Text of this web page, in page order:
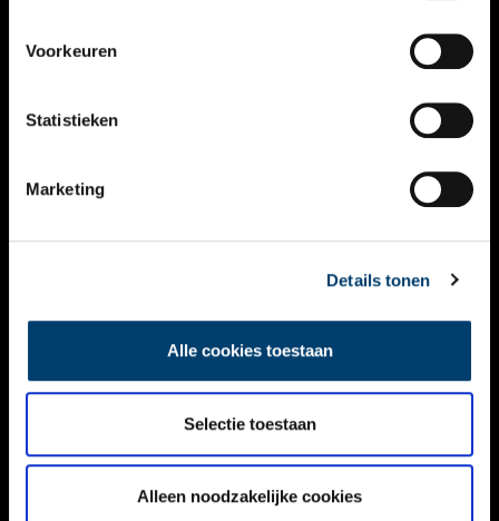
Voorkeuren
Statistieken
Marketing
Details tonen
Alle cookies toestaan
Selectie toestaan
Alleen noodzakelijke cookies
NIEUWSBRIEF
DISCLAIMER
TOEGANKELIJKHEID
Volg ONH op social media